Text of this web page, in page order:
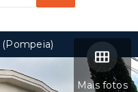
Mais fotos